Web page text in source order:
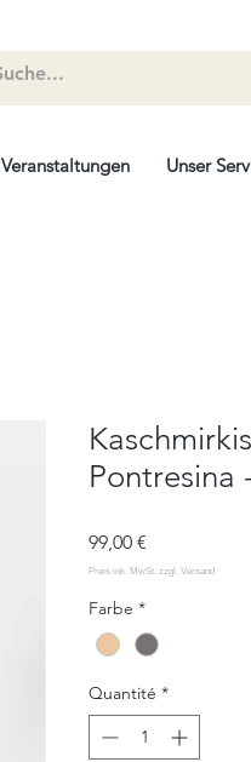
Veranstaltungen Unser
Pontresina
99,00 €
Farbe *
Quantité *